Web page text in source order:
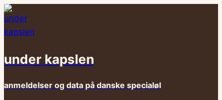
Fortsæt
til
indhold
under kapslen
anmeldelser og data på danske specialøl